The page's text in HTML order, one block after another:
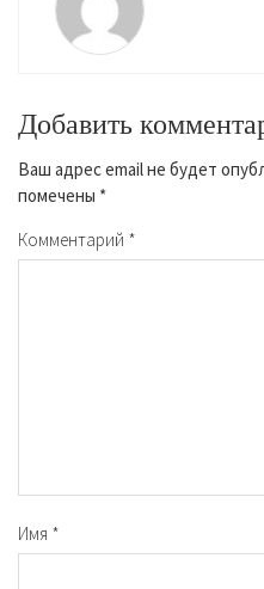
Добавить
Ваш адрес email не будет
помечены *
Комментарий *
Имя *